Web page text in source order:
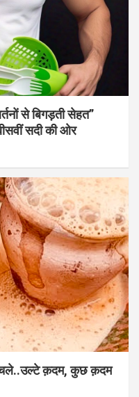
से बिगड़ती सेहत”
सदी की ओर
चले..उल्टे क़दम, कुछ क़दम